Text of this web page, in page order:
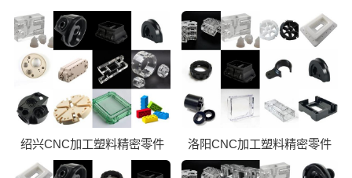
绍兴CNC加工塑料精密零件 洛阳CNC加工塑料精密零件